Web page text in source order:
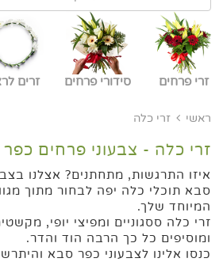
זרי פרחים סידורי פרחים זרים
ראשי זרי כלה
זרי כלה - צבעוני פרחים
איזו התרגשות, מתחתנים? אצלנו
סבא תוכלי כלה יפה לבחור מתוך
המיוחד שלך.
זרי כלה ססגוניים ומפיצי יופי,
ומוסיפים כל כך הרבה הוד והדר.
כנסו אלינו לצבעוני כפר סבא